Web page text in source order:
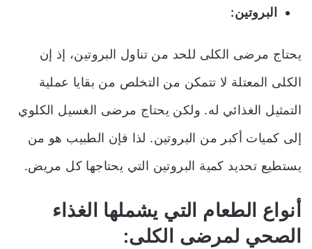
البروتين:
يحتاج مرضى الكلى للحد من تناول البروتين، إذ إن
الكلى المعتلة لا تتمكن من التخلص من بقايا عملية
التمثيل الغذائي له. ولكن يحتاج مرضى الغسيل الكلوي
إلى كميات أكبر من البروتين. لذا فإن الطبيب هو من
يستطيع تحديد كمية البروتين التي يحتاجها كل مريض.
أنواع الطعام التي يشملها الغذاء
الصحي لمرضى الكلى: